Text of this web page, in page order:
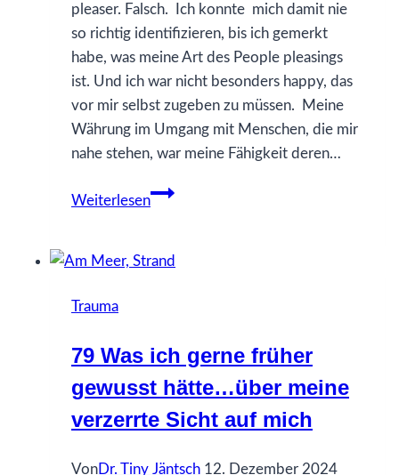
pleaser. Falsch. Ich konnte mich damit nie
so richtig identifizieren, bis ich gemerkt
habe, was meine Art des People pleasings
ist. Und ich war nicht besonders happy, das
vor mir selbst zugeben zu müssen. Meine
Währung im Umgang mit Menschen, die mir
nahe stehen, war meine Fähigkeit deren…
Weiterlesen
Ich
kein
Trauma
79 Was ich gerne früher
gewusst hätte…über meine
verzerrte Sicht auf mich
VonDr. Tiny Jäntsch 12. Dezember 2024